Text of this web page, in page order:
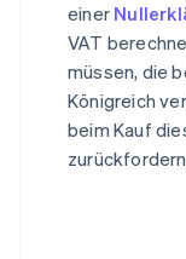
einer
VAT
müssen, die
Königreich
beim Kauf